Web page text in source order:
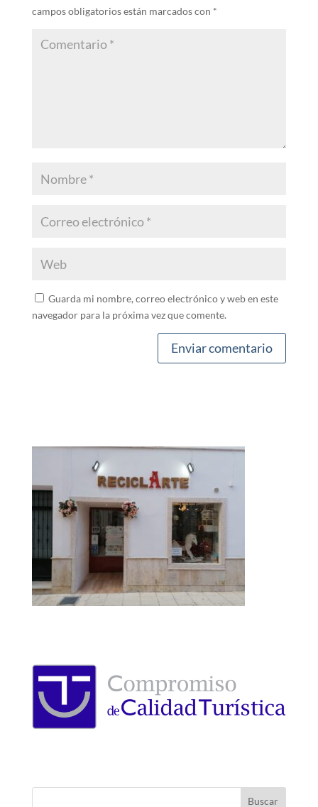
campos obligatorios están marcados con *
Guarda mi nombre, correo electrónico y web en este
navegador para la próxima vez que comente.